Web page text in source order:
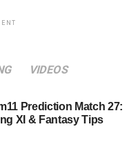
VIDEOS
Prediction Match 27:
XI & Fantasy Tips